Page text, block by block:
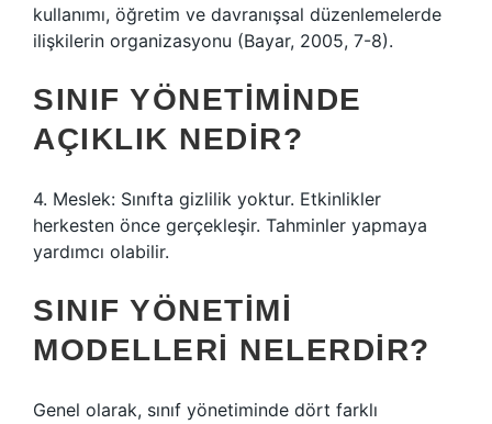
kullanımı, öğretim ve davranışsal düzenlemelerde
ilişkilerin organizasyonu (Bayar, 2005, 7-8).
SINIF YÖNETIMINDE
AÇIKLIK NEDIR?
4. Meslek: Sınıfta gizlilik yoktur. Etkinlikler
herkesten önce gerçekleşir. Tahminler yapmaya
yardımcı olabilir.
SINIF YÖNETIMI
MODELLERI NELERDIR?
Genel olarak, sınıf yönetiminde dört farklı